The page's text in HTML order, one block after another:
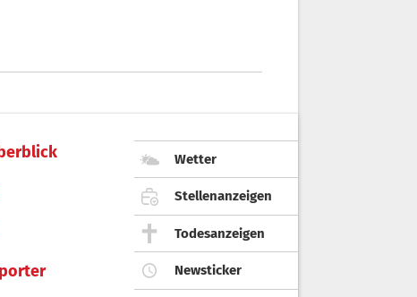
Wetter
Stellenanzeigen
Todesanzeigen
Newsticker